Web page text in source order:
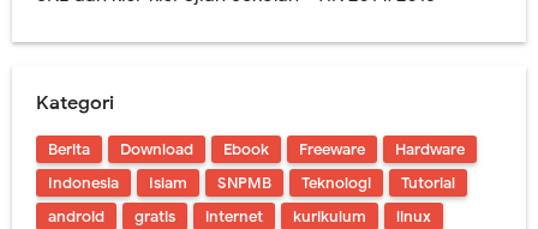
Kategori
Berita Download Ebook Freeware
Hardware
Indonesia
Islam SNPMB Teknologi
Tutorial
android
gratis internet kurikulum
linux